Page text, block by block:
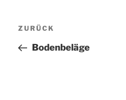
Beitragsnavigation
Vorheriger
Beitrag
ZURÜCK
Bodenbeläge